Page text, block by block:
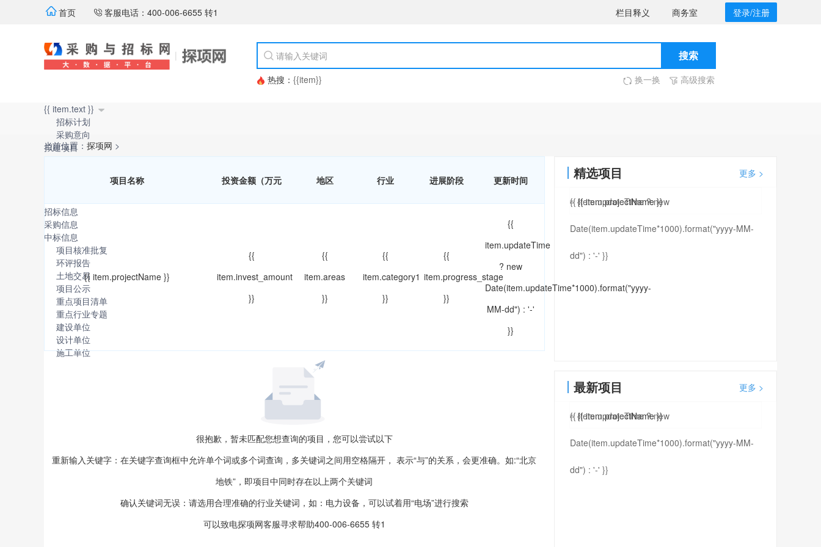
首页 客服电话：400-006-6655 转1 栏目释义 商务室 登录/注册
搜索
热搜： {{item}} 换一换 高级搜索
{{ item.text }}
招标计划
采购意向
拟建项目
招标信息
采购信息
中标信息
项目核准批复
环评报告
土地交易
项目公示
重点项目清单
重点行业专题
建设单位
设计单位
施工单位
当前位置： 探项网 >
项目名称 投资金额（万元 地区 行业 进展阶段 更新时间
{{ item.projectName }}
{{
item.invest_amount
}}
{{
item.areas
}}
{{
item.category1
}}
{{
item.progress_stage
}}
{{
item.updateTime
? new
Date(item.updateTime*1000).format("yyyy-
MM-dd") : '-'
}}
很抱歉，暂未匹配您想查询的项目，您可以尝试以下
重新输入关键字：在关键字查询框中允许单个词或多个词查询，多关键词之间用空格隔开， 表示“与”的关系，会更准确。如:“北京
地铁”，即项目中同时存在以上两个关键词
确认关键词无误：请选用合理准确的行业关键词，如：电力设备，可以试着用“电场”进行搜索
可以致电探项网客服寻求帮助400-006-6655 转1
精选项目 更多 >
{{ item.projectName }}
{{ item.updateTime ? new
Date(item.updateTime*1000).format("yyyy-MM-
dd") : '-' }}
最新项目 更多 >
{{ item.projectName }}
{{ item.updateTime ? new
Date(item.updateTime*1000).format("yyyy-MM-
dd") : '-' }}